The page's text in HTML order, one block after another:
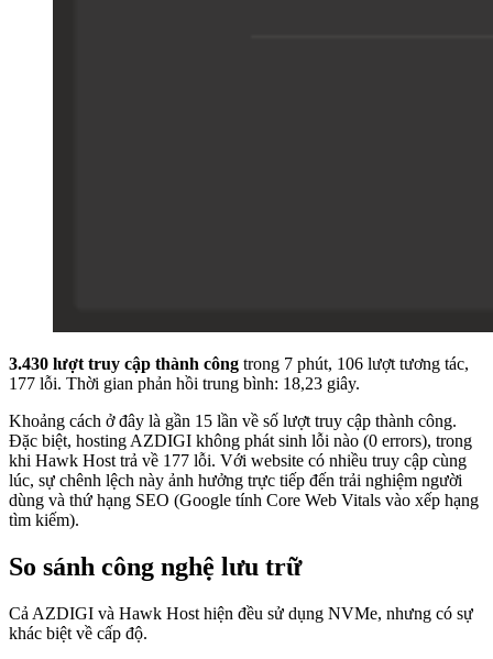
3.430 lượt truy cập thành công trong 7 phút, 106 lượt tương tác,
177 lỗi. Thời gian phản hồi trung bình: 18,23 giây.
Khoảng cách ở đây là gần 15 lần về số lượt truy cập thành công.
Đặc biệt, hosting AZDIGI không phát sinh lỗi nào (0 errors), trong
khi Hawk Host trả về 177 lỗi. Với website có nhiều truy cập cùng
lúc, sự chênh lệch này ảnh hưởng trực tiếp đến trải nghiệm người
dùng và thứ hạng SEO (Google tính Core Web Vitals vào xếp hạng
tìm kiếm).
So sánh công nghệ lưu trữ
Cả AZDIGI và Hawk Host hiện đều sử dụng NVMe, nhưng có sự
khác biệt về cấp độ.